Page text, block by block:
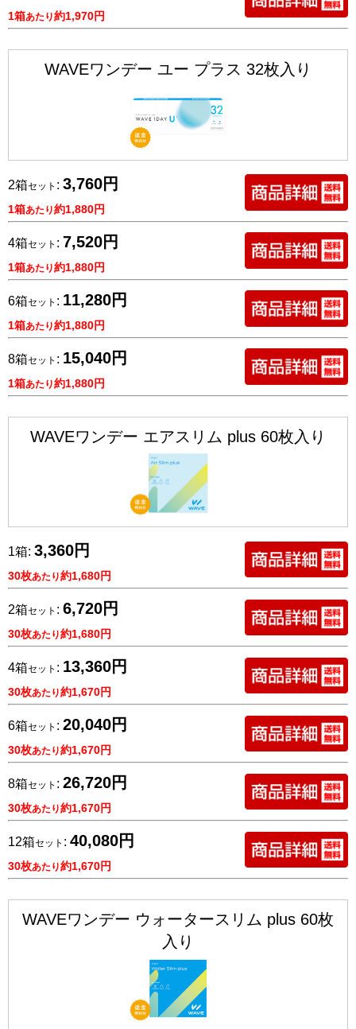
1箱あたり約1,970円
WAVEワンデー ユー プラス 32枚入り
2箱セット : 3,760円
1箱あたり約1,880円
4箱セット : 7,520円
1箱あたり約1,880円
6箱セット : 11,280円
1箱あたり約1,880円
8箱セット : 15,040円
1箱あたり約1,880円
WAVEワンデー エアスリム plus 60枚入り
1箱: 3,360円
30枚あたり約1,680円
2箱セット : 6,720円
30枚あたり約1,680円
4箱セット : 13,360円
30枚あたり約1,670円
6箱セット : 20,040円
30枚あたり約1,670円
8箱セット : 26,720円
30枚あたり約1,670円
12箱セット : 40,080円
30枚あたり約1,670円
WAVEワンデー ウォータースリム plus 60枚
入り